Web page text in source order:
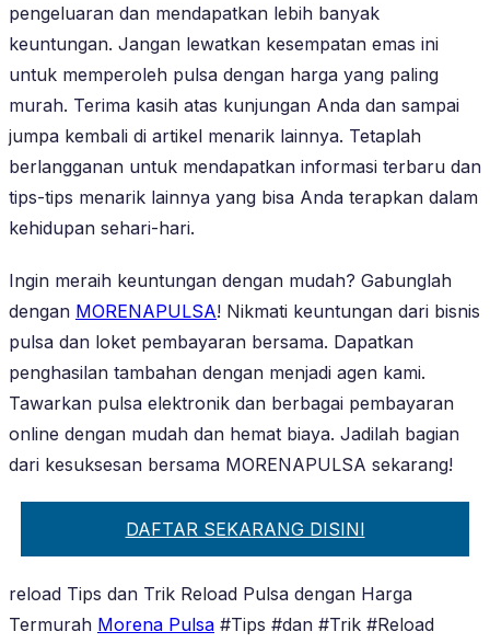
pengeluaran dan mendapatkan lebih banyak
keuntungan. Jangan lewatkan kesempatan emas ini
untuk memperoleh pulsa dengan harga yang paling
murah. Terima kasih atas kunjungan Anda dan sampai
jumpa kembali di artikel menarik lainnya. Tetaplah
berlangganan untuk mendapatkan informasi terbaru dan
tips-tips menarik lainnya yang bisa Anda terapkan dalam
kehidupan sehari-hari.
Ingin meraih keuntungan dengan mudah? Gabunglah
dengan MORENAPULSA! Nikmati keuntungan dari bisnis
pulsa dan loket pembayaran bersama. Dapatkan
penghasilan tambahan dengan menjadi agen kami.
Tawarkan pulsa elektronik dan berbagai pembayaran
online dengan mudah dan hemat biaya. Jadilah bagian
dari kesuksesan bersama MORENAPULSA sekarang!
DAFTAR SEKARANG DISINI
reload Tips dan Trik Reload Pulsa dengan Harga
Termurah Morena Pulsa #Tips #dan #Trik #Reload